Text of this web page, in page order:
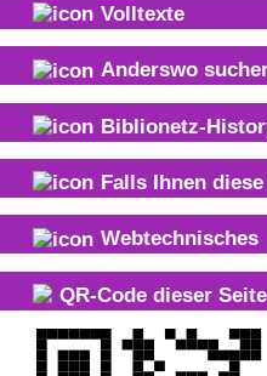
Volltexte
Anderswo
Biblionetz-
Falls Ihnen
Webtechnisches
QR-Code dieser Seite